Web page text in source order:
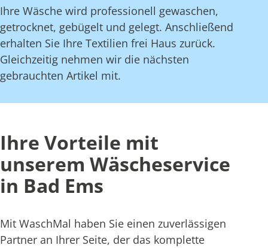
Ihre Wäsche wird professionell gewaschen,
getrocknet, gebügelt und gelegt. Anschließend
erhalten Sie Ihre Textilien frei Haus zurück.
Gleichzeitig nehmen wir die nächsten
gebrauchten Artikel mit.
Ihre Vorteile mit
unserem Wäscheservice
in Bad Ems
Mit WaschMal haben Sie einen zuverlässigen
Partner an Ihrer Seite, der das komplette